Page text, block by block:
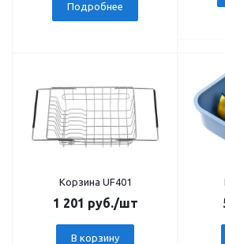
Подробнее
Корзина UF401
1 201 руб./шт
В корзину